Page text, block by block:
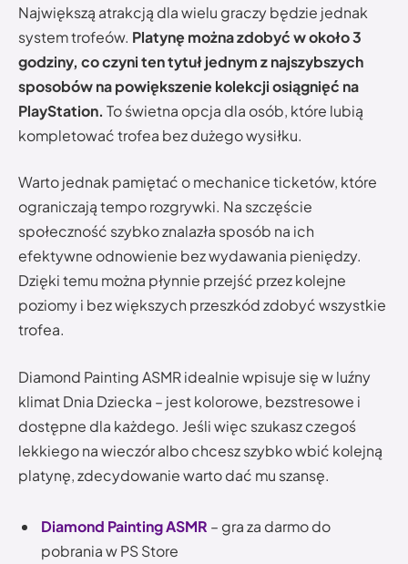
Największą atrakcją dla wielu graczy będzie jednak
system trofeów. Platynę można zdobyć w około 3
godziny, co czyni ten tytuł jednym z najszybszych
sposobów na powiększenie kolekcji osiągnięć na
PlayStation. To świetna opcja dla osób, które lubią
kompletować trofea bez dużego wysiłku.
Warto jednak pamiętać o mechanice ticketów, które
ograniczają tempo rozgrywki. Na szczęście
społeczność szybko znalazła sposób na ich
efektywne odnowienie bez wydawania pieniędzy.
Dzięki temu można płynnie przejść przez kolejne
poziomy i bez większych przeszkód zdobyć wszystkie
trofea.
Diamond Painting ASMR idealnie wpisuje się w luźny
klimat Dnia Dziecka – jest kolorowe, bezstresowe i
dostępne dla każdego. Jeśli więc szukasz czegoś
lekkiego na wieczór albo chcesz szybko wbić kolejną
platynę, zdecydowanie warto dać mu szansę.
Diamond Painting ASMR – gra za darmo do
pobrania w PS Store